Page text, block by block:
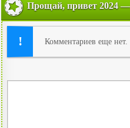
Прощай, привет 2024
Комментариев еще